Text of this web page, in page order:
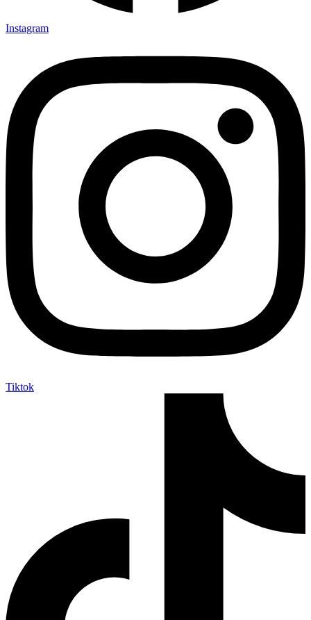
Instagram
Tiktok